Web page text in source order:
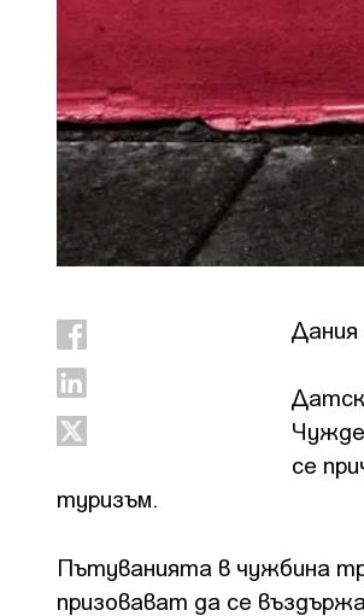
Дания
се
туризъм.
Пътуванията в чужбина
призовават да се